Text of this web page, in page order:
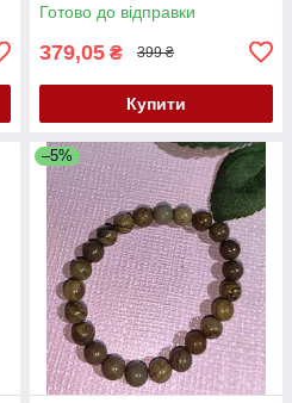
Готово до відправки
379,05 ₴ 399 ₴
Купити
–5%